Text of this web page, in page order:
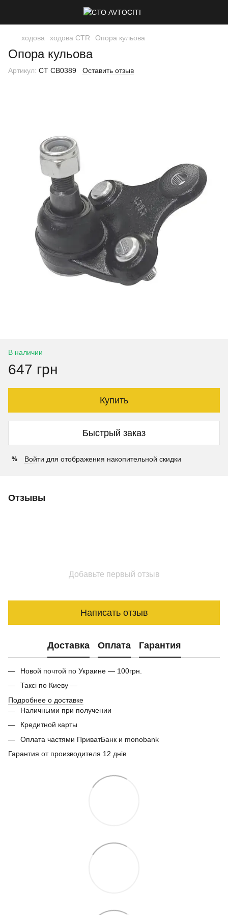
ходова ходова CTR Опора кульова
Опора кульова
Артикул: CT CB0389 Оставить отзыв
В наличии
647 грн
Купить
Быстрый заказ
% Войти для отображения накопительной скидки
Отзывы
Добавьте первый отзыв
Написать отзыв
Доставка Оплата Гарантия
Новой почтой по Украине — 100грн.
Таксі по Киеву —
Подробнее о доставке
Наличными при получении
Кредитной карты
Оплата частями ПриватБанк и monobank
Гарантия от производителя 12 днів